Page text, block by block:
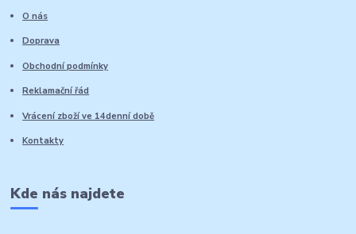
O nás
Doprava
Obchodní podmínky
Reklamační řád
Vrácení zboží ve 14denní době
Kontakty
Kde nás najdete